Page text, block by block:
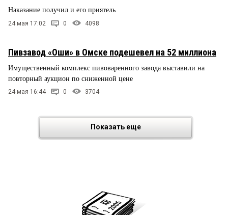
Наказание получил и его приятель
24 мая 17:02 0 4098
Пивзавод «Оши» в Омске подешевел на 52 миллиона
Имущественный комплекс пивоваренного завода выставили на
повторный аукцион по сниженной цене
24 мая 16:44 0 3704
Показать еще